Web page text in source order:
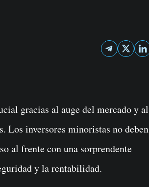
Los inversores minoristas no deben
al frente con una sorprendente
y la rentabilidad.